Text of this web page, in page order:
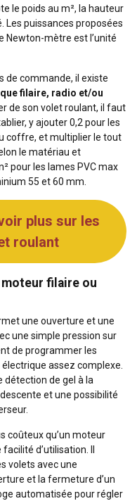
le poids au m², la hauteur
Les puissances proposées
Newton-mètre est l’unité
de commande, il existe
filaire, radio et/ou
de son volet roulant, il faut
y ajouter 0,2 pour les
coffre, et multiplier le tout
le matériau et
pour les lames PVC max
55 et 60 mm.
plus sur les
roulant
moteur filaire ou
une ouverture et une
une simple pression sur
de programmer les
assez complexe.
détection de gel à la
et une possibilité
coûteux qu’un moteur
d’utilisation. Il
volets avec une
et la fermeture d’un
automatisée pour régler